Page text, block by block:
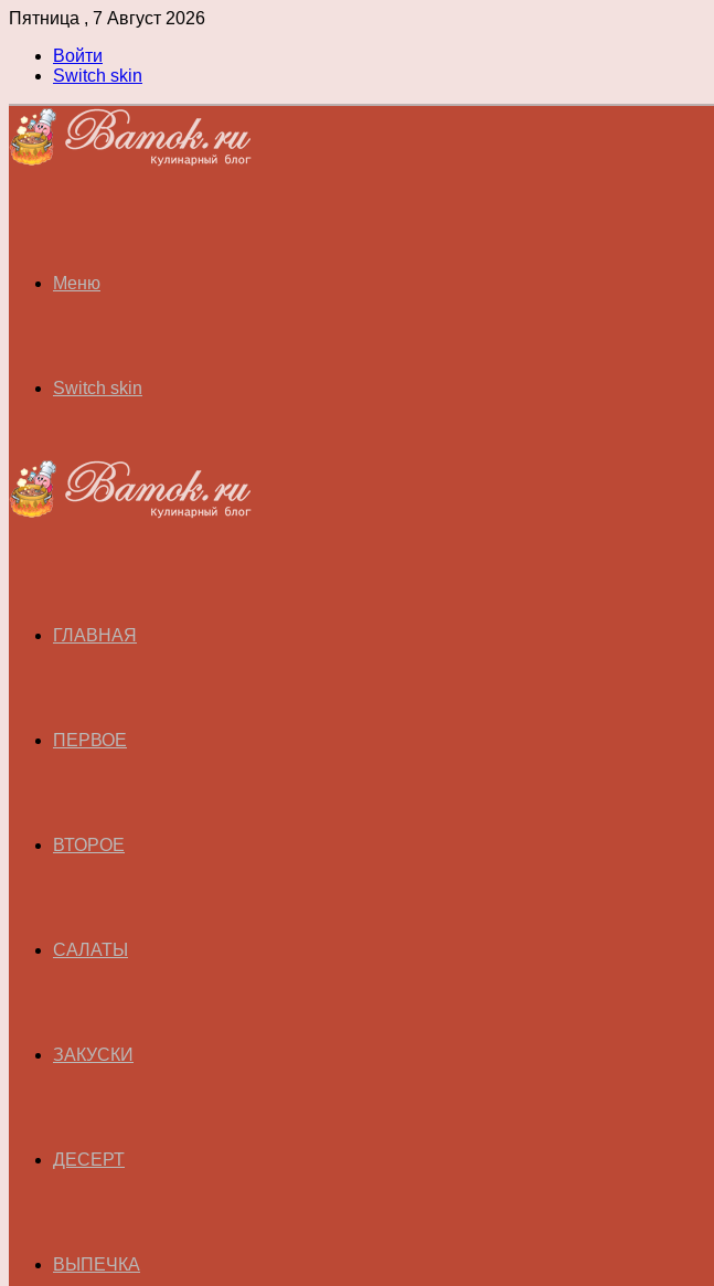
Пятница , 7 Август 2026
Войти
Switch skin
Меню
Switch skin
ГЛАВНАЯ
ПЕРВОЕ
ВТОРОЕ
САЛАТЫ
ЗАКУСКИ
ДЕСЕРТ
ВЫПЕЧКА